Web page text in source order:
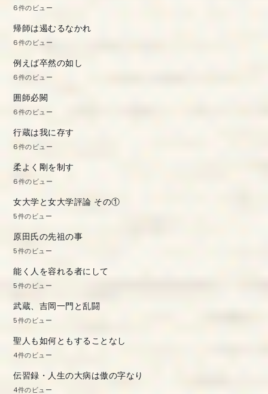
6件のビュー
帰師は遏むるなかれ
6件のビュー
例えば卒然の如し
6件のビュー
囲師必闕
6件のビュー
行蔵は我に存す
6件のビュー
柔よく剛を制す
6件のビュー
女大学と女大学評論 その①
5件のビュー
原田氏の先祖の事
5件のビュー
能く人を容れる者にして
5件のビュー
武蔵、吉岡一門と乱闘
5件のビュー
聖人も如何ともすることなし
4件のビュー
伝習録・人生の大病は傲の字なり
4件のビュー